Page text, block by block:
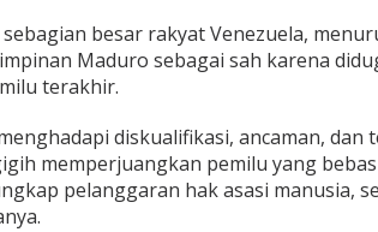
sebagian besar rakyat Venezuela,
Maduro sebagai sah karena
terakhir.
diskualifikasi, ancaman,
memperjuangkan pemilu yang
pelanggaran hak asasi manusia,